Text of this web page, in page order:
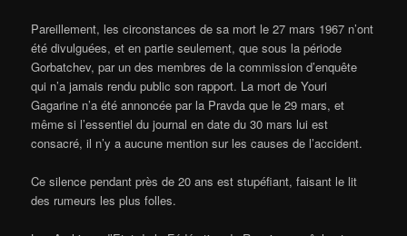
Pareillement, les circonstances de sa mort le 27 mars 1967 n’ont
été divulguées, et en partie seulement, que sous la période
Gorbatchev, par un des membres de la commission d’enquête
qui n’a jamais rendu public son rapport. La mort de Youri
Gagarine n’a été annoncée par la Pravda que le 29 mars, et
même si l’essentiel du journal en date du 30 mars lui est
consacré, il n’y a aucune mention sur les causes de l’accident.
Ce silence pendant près de 20 ans est stupéfiant, faisant le lit
des rumeurs les plus folles.